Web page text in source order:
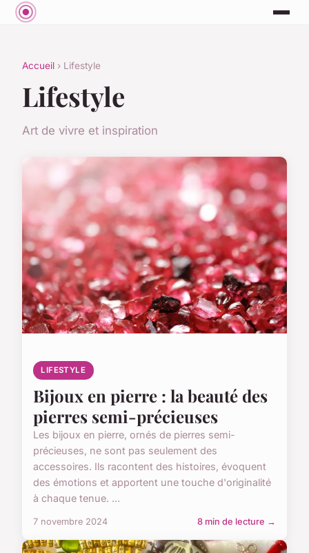
Accueil › Lifestyle
Lifestyle
Art de vivre et inspiration
LIFESTYLE
Bijoux en pierre : la beauté des
pierres semi-précieuses
Les bijoux en pierre, ornés de pierres semi-
précieuses, ne sont pas seulement des
accessoires. Ils racontent des histoires, évoquent
des émotions et apportent une touche d'originalité
à chaque tenue. ...
7 novembre 2024 8 min de lecture →